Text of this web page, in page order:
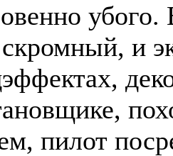
и
пилот